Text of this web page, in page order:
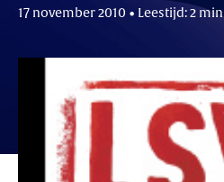
17 november 2010 • Leestijd: 2 min